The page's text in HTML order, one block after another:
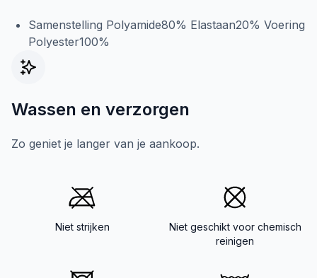
Samenstelling Polyamide80% Elastaan20% Voering
Polyester100%
Wassen en verzorgen
Zo geniet je langer van je aankoop.
Niet strijken
Niet geschikt voor chemisch
reinigen